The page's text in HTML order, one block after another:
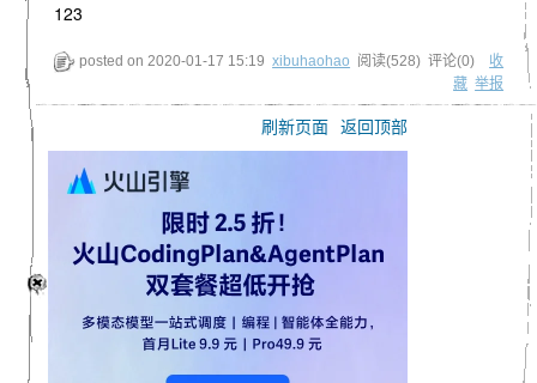
123
posted on2020-01-17 15:19 xibuhaohao 阅读(528) 评论(0) 收
藏 举报
刷新页面 返回顶部